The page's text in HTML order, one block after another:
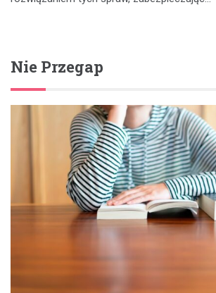
Nie Przegap